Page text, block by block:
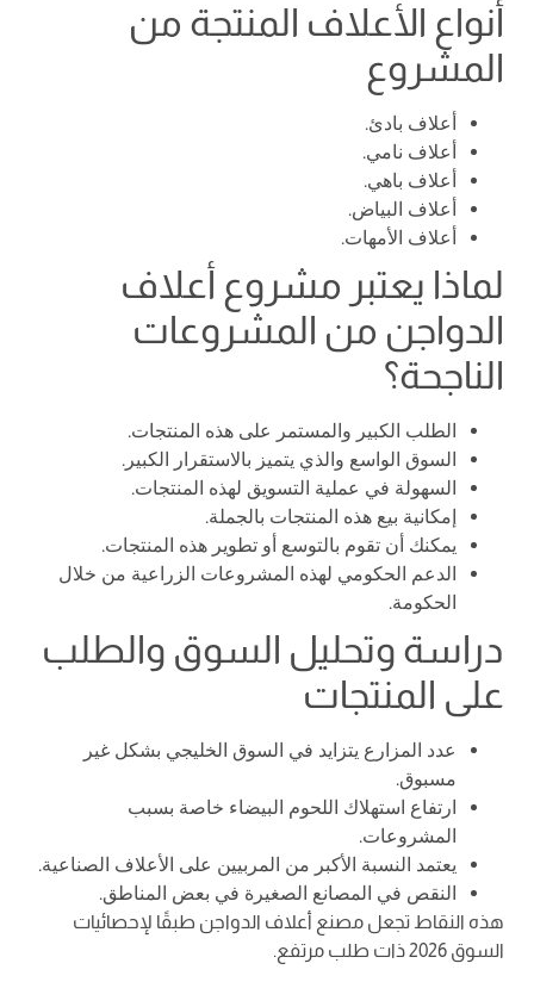
أنواع الأعلاف المنتجة من
المشروع
أعلاف بادئ.
أعلاف نامي.
أعلاف باهي.
أعلاف البياض.
أعلاف الأمهات.
لماذا يعتبر مشروع أعلاف
الدواجن من المشروعات
الناجحة؟
الطلب الكبير والمستمر على هذه المنتجات.
السوق الواسع والذي يتميز بالاستقرار الكبير.
السهولة في عملية التسويق لهذه المنتجات.
إمكانية بيع هذه المنتجات بالجملة.
يمكنك أن تقوم بالتوسع أو تطوير هذه المنتجات.
الدعم الحكومي لهذه المشروعات الزراعية من خلال
الحكومة.
دراسة وتحليل السوق والطلب
على المنتجات
عدد المزارع يتزايد في السوق الخليجي بشكل غير
مسبوق.
ارتفاع استهلاك اللحوم البيضاء خاصة بسبب
المشروعات.
يعتمد النسبة الأكبر من المربيين على الأعلاف الصناعية.
النقص في المصانع الصغيرة في بعض المناطق.
هذه النقاط تجعل مصنع أعلاف الدواجن طبقًا لإحصائيات
السوق 2026 ذات طلب مرتفع.